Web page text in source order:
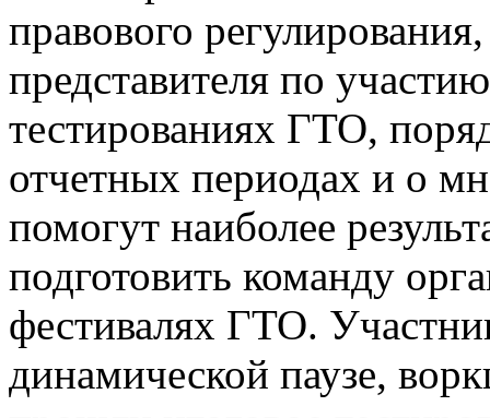
правового
представителя по
тестированиях ГТО,
отчетных периодах и о
помогут наиболее
подготовить команду
фестивалях ГТО.
динамической паузе,